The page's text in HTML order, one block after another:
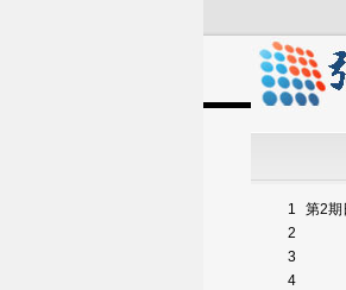
1
第2期
2
3
4